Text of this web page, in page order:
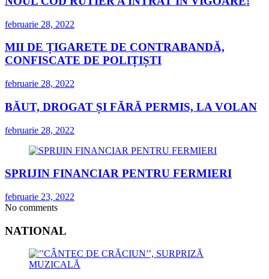
februarie 28, 2022
MII DE ȚIGARETE DE CONTRABANDĂ,
CONFISCATE DE POLIȚIȘTI
februarie 28, 2022
BĂUT, DROGAT ȘI FĂRĂ PERMIS, LA VOLAN
februarie 28, 2022
SPRIJIN FINANCIAR PENTRU FERMIERI
februarie 23, 2022
No comments
NATIONAL